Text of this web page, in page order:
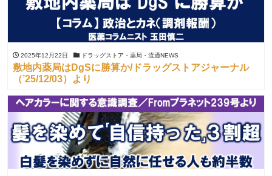
2025年12月22日 ドラッグストア・薬局・流通NEWS
敷地内薬局はDgSに勝算か/ドラッグストアジャーナル
（’25/12/03）より